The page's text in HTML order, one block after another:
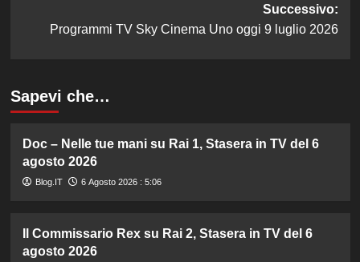
Successivo:
Programmi TV Sky Cinema Uno oggi 9 luglio 2026
Sapevi che…
Doc – Nelle tue mani su Rai 1, Stasera in TV del 6
agosto 2026
Blog.IT 6 Agosto 2026 : 5:06
Il Commissario Rex su Rai 2, Stasera in TV del 6
agosto 2026